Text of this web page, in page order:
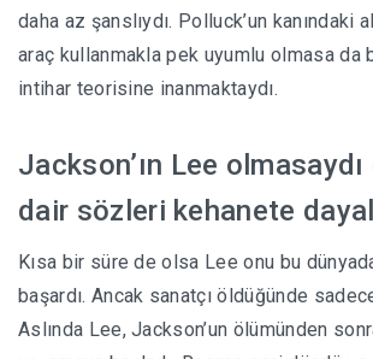
daha az şanslıydı. Polluck’un kanındaki
araç kullanmakla pek uyumlu olmasa da
intihar teorisine inanmaktaydı.
Jackson’ın Lee
dair sözleri kehanete
Kısa bir süre de olsa Lee onu bu
başardı. Ancak sanatçı öldüğünde
Aslında Lee, Jackson’un ölümünden